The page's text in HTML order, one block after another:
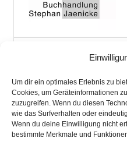
Um dir ein optimales Erlebnis zu
Cookies, um Geräteinformationen
zuzugreifen. Wenn du diesen
wie das Surfverhalten oder
Wenn du deine Einwilligung nicht
bestimmte Merkmale und